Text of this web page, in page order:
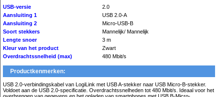
USB-versie
2.0
Aansluiting 1
USB 2.0-A
Aansluiting 2
Micro-USB-B
Soort stekkers
Mannelijk/ Mannelijk
Lengte snoer
3 m
Kleur van het product
Zwart
Overdrachtssnelheid (max)
480 Mbit/s
Productkenmerken:
USB 2.0-verbindingskabel van LogiLink met USB A-stekker naar USB Micro-B-stekker.
Voldoet aan de USB 2.0-specificatie. Overdrachtssnelheden tot 480 Mbit/s. Ideaal voor het